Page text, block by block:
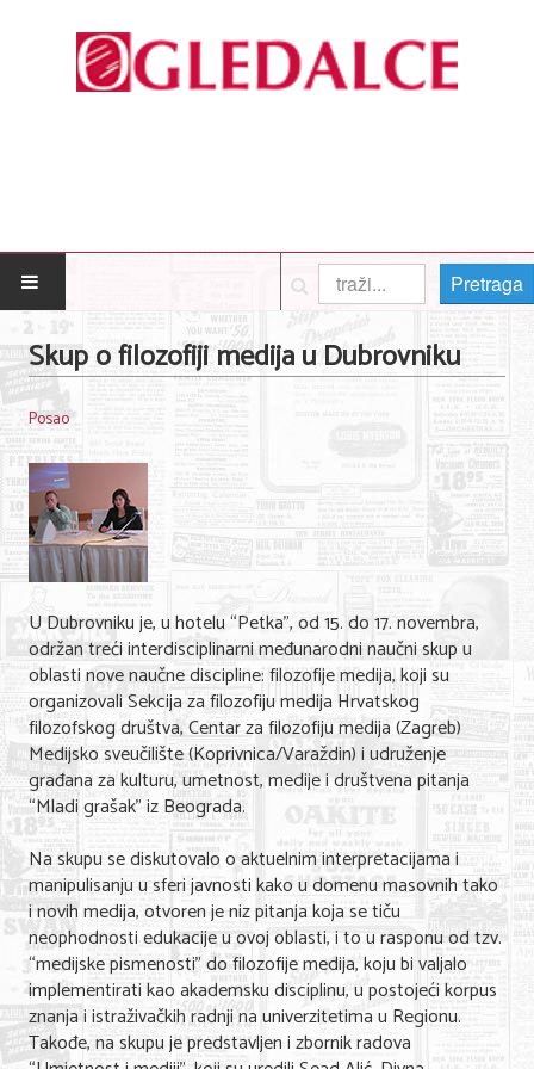
POČETNA
Posao
Nega lica i tela
Shopping
Sve za venčanje
Sve za decu
Gastronomija
Kuća i bašta
Zdravlje i medicina
Sport i rekreacija
Hobi i razonoda
ADRESAR
Posao
Usluge
Pretraga
Skup o filozofiji medija u Dubrovniku
Posao
U Dubrovniku je, u hotelu “Petka”, od 15. do 17. novembra,
održan treći interdisciplinarni međunarodni naučni skup u
oblasti nove naučne discipline: filozofije medija, koji su
organizovali Sekcija za filozofiju medija Hrvatskog
filozofskog društva, Centar za filozofiju medija (Zagreb)
Medijsko sveučilište (Koprivnica/Varaždin) i udruženje
građana za kulturu, umetnost, medije i društvena pitanja
“Mladi grašak” iz Beograda.
Na skupu se diskutovalo o aktuelnim interpretacijama i
manipulisanju u sferi javnosti kako u domenu masovnih tako
i novih medija, otvoren je niz pitanja koja se tiču
neophodnosti edukacije u ovoj oblasti, i to u rasponu od tzv.
“medijske pismenosti” do filozofije medija, koju bi valjalo
implementirati kao akademsku disciplinu, u postojeći korpus
znanja i istraživačkih radnji na univerzitetima u Regionu.
Takođe, na skupu je predstavljen i zbornik radova